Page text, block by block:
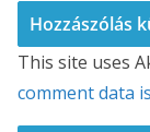
This site uses
comment data